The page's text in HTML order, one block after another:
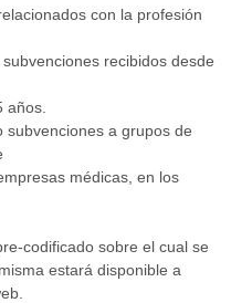
con la profesión
recibidos desde
años.
subvenciones a grupos de
médicas, en los
codificado sobre el cual se
estará disponible a